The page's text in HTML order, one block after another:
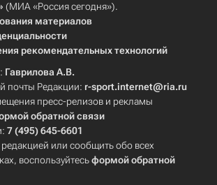
(МИА «Россия сегодня»).
материалов
рекомендательных технологий
Гаврилова А.В.
почты Редакции: r-sport.internet@ria.ru
пресс-релизов и рекламы
обратной связи
7 (495) 645-6601
редакцией или сообщить обо всех
воспользуйтесьформой обратной